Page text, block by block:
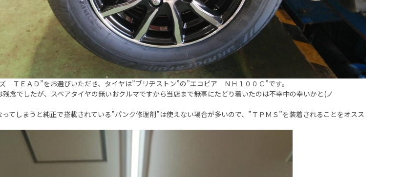
ＴＥＡＤ”をお選びいただき、タイヤは”ブリヂストン”の”エコピア ＮＨ１００Ｃ”です。
念でしたが、スペアタイヤの無いおクルマですから当店まで無事にたどり着いたのは不幸中の幸いかと(ノ
てしまうと純正で搭載されている”パンク修理剤”は使えない場合が多いので、”ＴＰＭＳ”を装着されることをオスス